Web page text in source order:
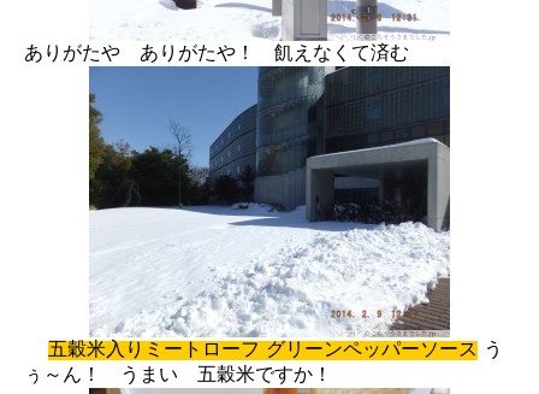
ありがたや ありがたや！ 飢えなくて済む
五穀米入りミートローフ グリーンペッパーソース
う
ぅ～ん！ うまい 五穀米ですか！